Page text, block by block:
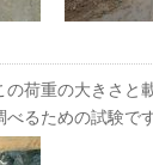
荷重の大きさと
るための試験です